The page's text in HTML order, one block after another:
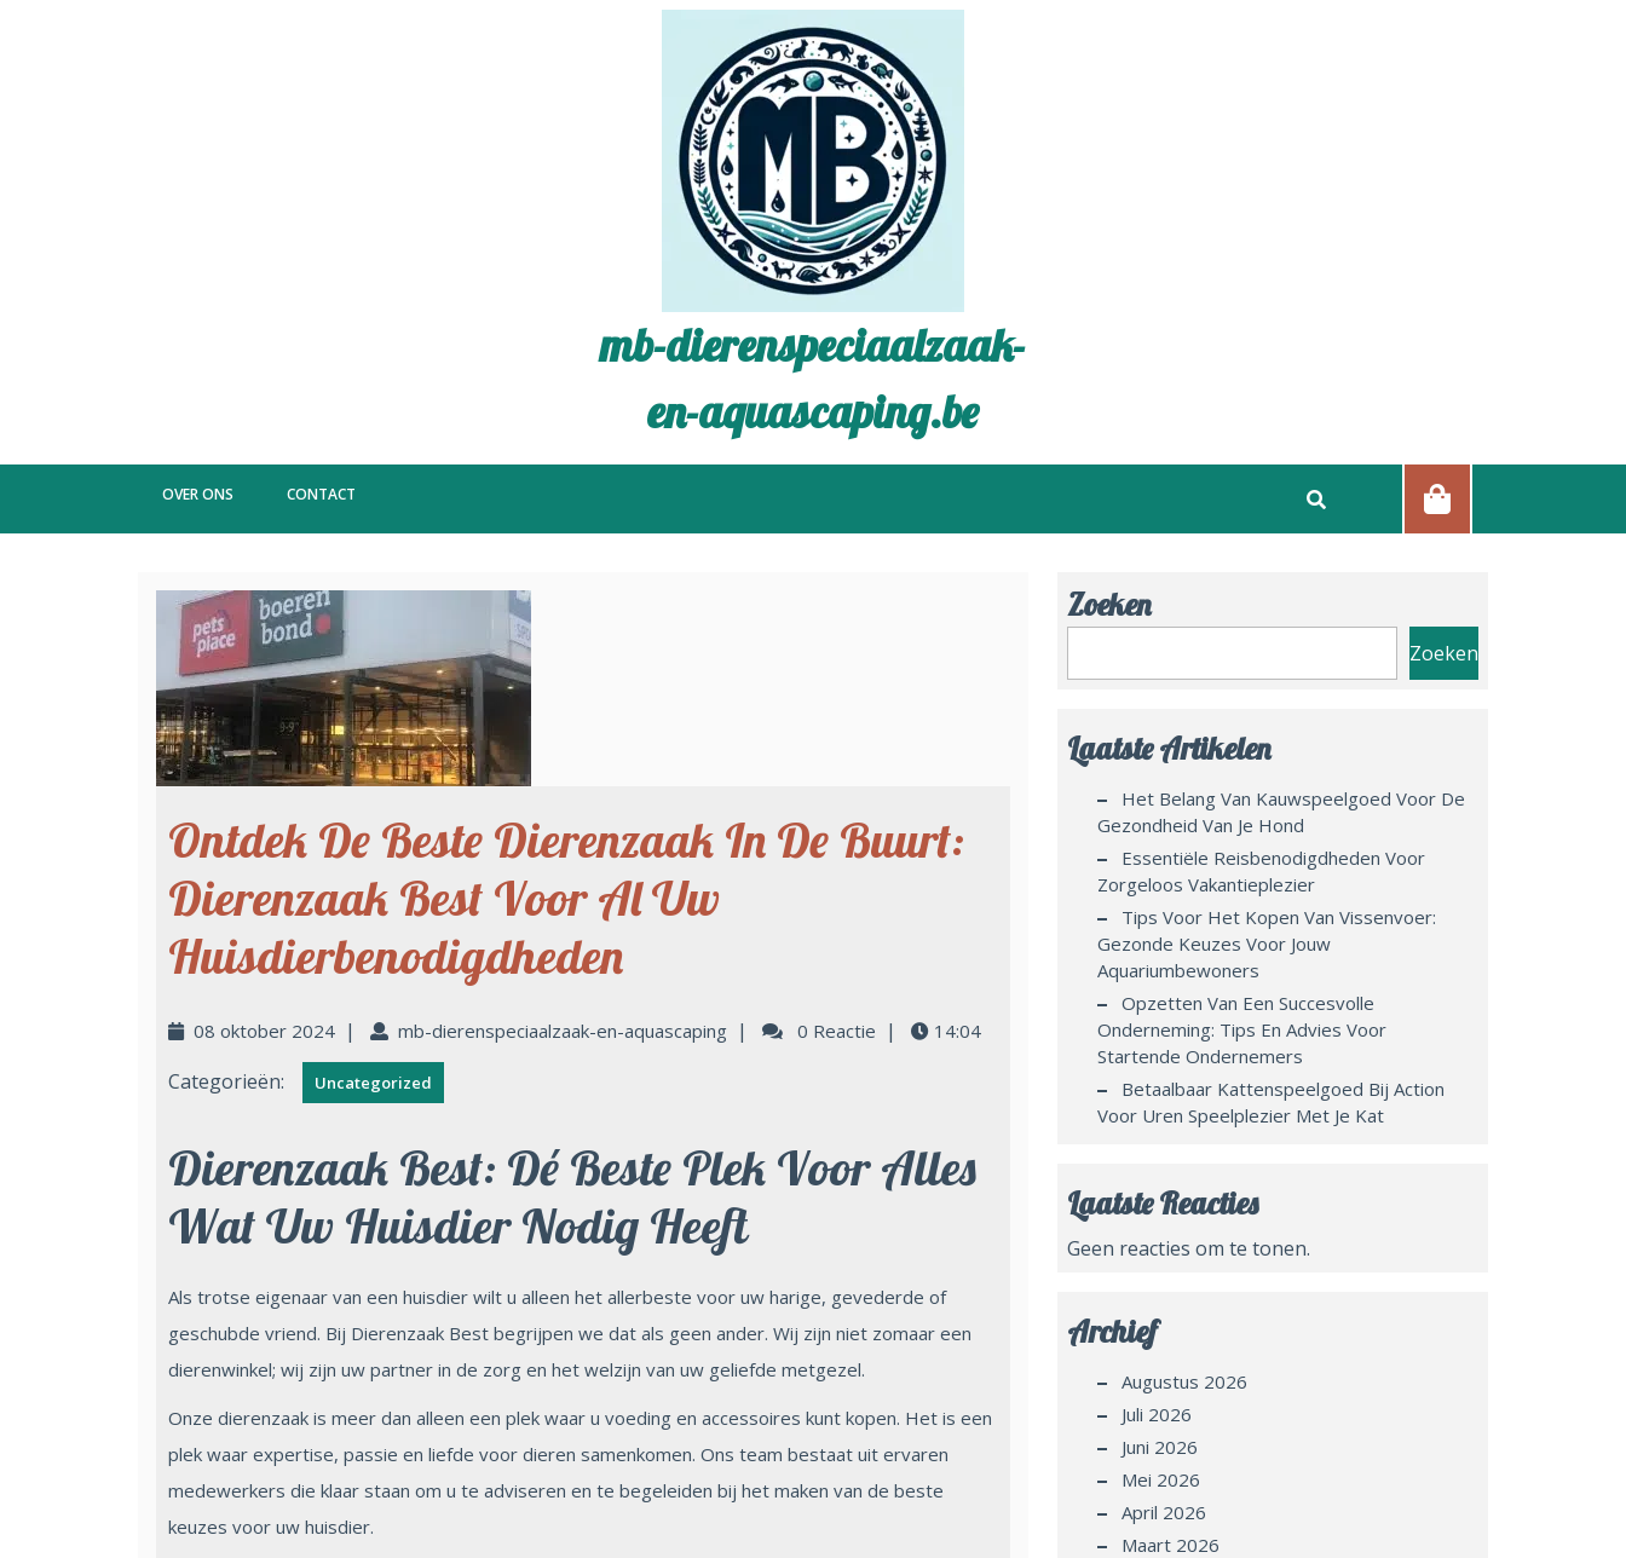
mb-dierenspeciaalzaak-
en-aquascaping.be
OVER ONS CONTACT
Ontdek De Beste Dierenzaak In De Buurt:
Dierenzaak Best Voor Al Uw
Huisdierbenodigdheden
08 oktober 2024 | mb-dierenspeciaalzaak-en-aquascaping | 0 Reactie | 14:04
Categorieën: Uncategorized
Dierenzaak Best: Dé Beste Plek Voor Alles
Wat Uw Huisdier Nodig Heeft
Als trotse eigenaar van een huisdier wilt u alleen het allerbeste voor uw harige, gevederde of
geschubde vriend. Bij Dierenzaak Best begrijpen we dat als geen ander. Wij zijn niet zomaar een
dierenwinkel; wij zijn uw partner in de zorg en het welzijn van uw geliefde metgezel.
Onze dierenzaak is meer dan alleen een plek waar u voeding en accessoires kunt kopen. Het is een
plek waar expertise, passie en liefde voor dieren samenkomen. Ons team bestaat uit ervaren
medewerkers die klaar staan om u te adviseren en te begeleiden bij het maken van de beste
keuzes voor uw huisdier.
Zoeken
Zoeken
Laatste Artikelen
Het Belang Van Kauwspeelgoed Voor De
Gezondheid Van Je Hond
Essentiële Reisbenodigdheden Voor
Zorgeloos Vakantieplezier
Tips Voor Het Kopen Van Vissenvoer:
Gezonde Keuzes Voor Jouw
Aquariumbewoners
Opzetten Van Een Succesvolle
Onderneming: Tips En Advies Voor
Startende Ondernemers
Betaalbaar Kattenspeelgoed Bij Action
Voor Uren Speelplezier Met Je Kat
Laatste Reacties
Geen reacties om te tonen.
Archief
Augustus 2026
Juli 2026
Juni 2026
Mei 2026
April 2026
Maart 2026